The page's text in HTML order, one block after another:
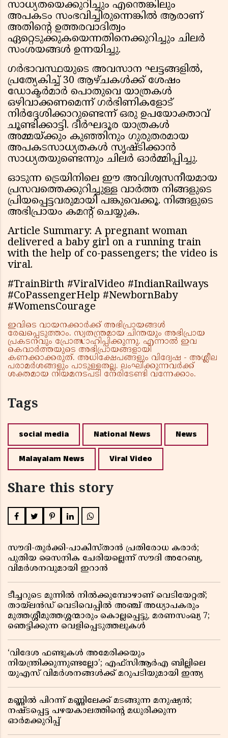
സാധ്യതയെക്കുറിച്ചും എന്തെങ്കിലും
അപകടം സംഭവിച്ചിരുന്നെങ്കിൽ ആരാണ്
അതിന്റെ ഉത്തരവാദിത്വം
ഏറ്റെടുക്കുകയെന്നതിനെക്കുറിച്ചും ചിലർ
സംശയങ്ങൾ ഉന്നയിച്ചു.
ഗർഭാവസ്ഥയുടെ അവസാന ഘട്ടങ്ങളിൽ,
പ്രത്യേകിച്ച് 30 ആഴ്ചകൾക്ക് ശേഷം
ഡോക്ടർമാർ പൊതുവെ യാത്രകൾ
ഒഴിവാക്കണമെന്ന് ഗർഭിണികളോട്
നിർദ്ദേശിക്കാറുണ്ടെന്ന് ഒരു ഉപയോക്താവ്
ചൂണ്ടിക്കാട്ടി. ദീർഘദൂര യാത്രകൾ
അമ്മയ്ക്കും കുഞ്ഞിനും ഗുരുതരമായ
അപകടസാധ്യതകൾ സൃഷ്ടിക്കാൻ
സാധ്യതയുണ്ടെന്നും ചിലർ ഓർമ്മിപ്പിച്ചു.
ഓടുന്ന ട്രെയിനിലെ ഈ അവിശ്വസനീയമായ
പ്രസവത്തെക്കുറിച്ചുള്ള വാർത്ത നിങ്ങളുടെ
പ്രിയപ്പെട്ടവരുമായി പങ്കുവെക്കൂ. നിങ്ങളുടെ
അഭിപ്രായം കമൻ്റ് ചെയ്യുക.
Article Summary: A pregnant woman
delivered a baby girl on a running train
with the help of co-passengers; the video is
viral.
#TrainBirth #ViralVideo #IndianRailways
#CoPassengerHelp #NewbornBaby
#WomensCourage
ഇവിടെ വായനക്കാർക്ക് അഭിപ്രായങ്ങൾ
രേഖപ്പെടുത്താം. സ്വതന്ത്രമായ ചിന്തയും അഭിപ്രായ
പ്രകടനവും പ്രോത്സാഹിപ്പിക്കുന്നു. എന്നാൽ ഇവ
കെവാർത്തയുടെ അഭിപ്രായങ്ങളായി
കണക്കാക്കരുത്. അധിക്ഷേപങ്ങളും വിദ്വേഷ - അശ്ലീല
പരാമർശങ്ങളും പാടുള്ളതല്ല. ലംഘിക്കുന്നവർക്ക്
ശക്തമായ നിയമനടപടി നേരിടേണ്ടി വന്നേക്കാം.
Tags
social media National News News
Malayalam News Viral Video
Share this story
സൗദി-തുർക്കി-പാകിസ്താൻ പ്രതിരോധ കരാർ;
പുതിയ സൈനിക ചേരിയല്ലെന്ന് സൗദി അറേബ്യ,
വിമർശനവുമായി ഇറാൻ
ടീച്ചറുടെ മുന്നിൽ നിൽക്കുമ്പോഴാണ് വെടിയേറ്റത്;
തായ്‌ലൻഡ് വെടിവെപ്പിൽ അഞ്ച് അധ്യാപകരും
മുത്തശ്ശീമുത്തശ്ശന്മാരും കൊല്ലപ്പെട്ടു, മരണസംഖ്യ 7;
ഞെട്ടിക്കുന്ന വെളിപ്പെടുത്തലുകൾ
‘വിദേശ ഫണ്ടുകൾ അമേരിക്കയും
നിയന്ത്രിക്കുന്നുണ്ടല്ലോ’; എഫ്സിആർഎ ബില്ലിലെ
യുഎസ് വിമർശനങ്ങൾക്ക് മറുപടിയുമായി ഇന്ത്യ
മണ്ണിൽ പിറന്ന് മണ്ണിലേക്ക് മടങ്ങുന്ന മനുഷ്യൻ;
നഷ്ടപ്പെട്ട പഴയകാലത്തിൻ്റെ മധുരിക്കുന്ന
ഓർമക്കുറിപ്പ്